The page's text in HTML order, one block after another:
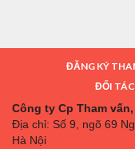
ĐĂNG KÝ
ĐỐI
Công ty Cp Tham
Địa chỉ: Số 9, ngõ 69
Hà Nội